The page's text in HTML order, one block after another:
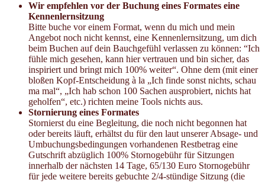
Wir empfehlen vor der Buchung eines Formates eine
Kennenlernsitzung
Bitte buche vor einem Format, wenn du mich und mein
Angebot noch nicht kennst, eine Kennenlernsitzung, um dich
beim Buchen auf dein Bauchgefühl verlassen zu können: “Ich
fühle mich gesehen, kann hier vertrauen und bin sicher, das
inspiriert und bringt mich 100% weiter“. Ohne dem (mit einer
bloßen Kopf-Entscheidung à la „Ich finde sonst nichts, schau
ma mal“, „Ich hab schon 100 Sachen ausprobiert, nichts hat
geholfen“, etc.) richten meine Tools nichts aus.
Stornierung eines Formates
Stornierst du eine Begleitung, die noch nicht begonnen hat
oder bereits läuft, erhältst du für den laut unserer Absage- und
Umbuchungsbedingungen vorhandenen Restbetrag eine
Gutschrift abzüglich 100% Stornogebühr für Sitzungen
innerhalb der nächsten 14 Tage, 65/130 Euro Stornogebühr
für jede weitere bereits gebuchte 2/4-stündige Sitzung (die